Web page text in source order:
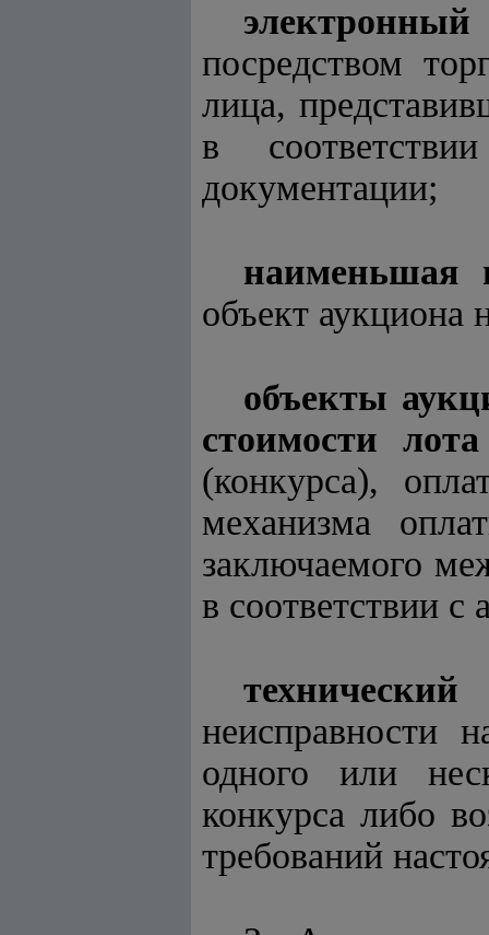
посредством
лица,
в
документации;
наименьшая
объект аукциона
объекты
стоимости
(конкурса),
механизма
заключаемого
в соответствии с
неисправности
одного или
конкурса либо
требований